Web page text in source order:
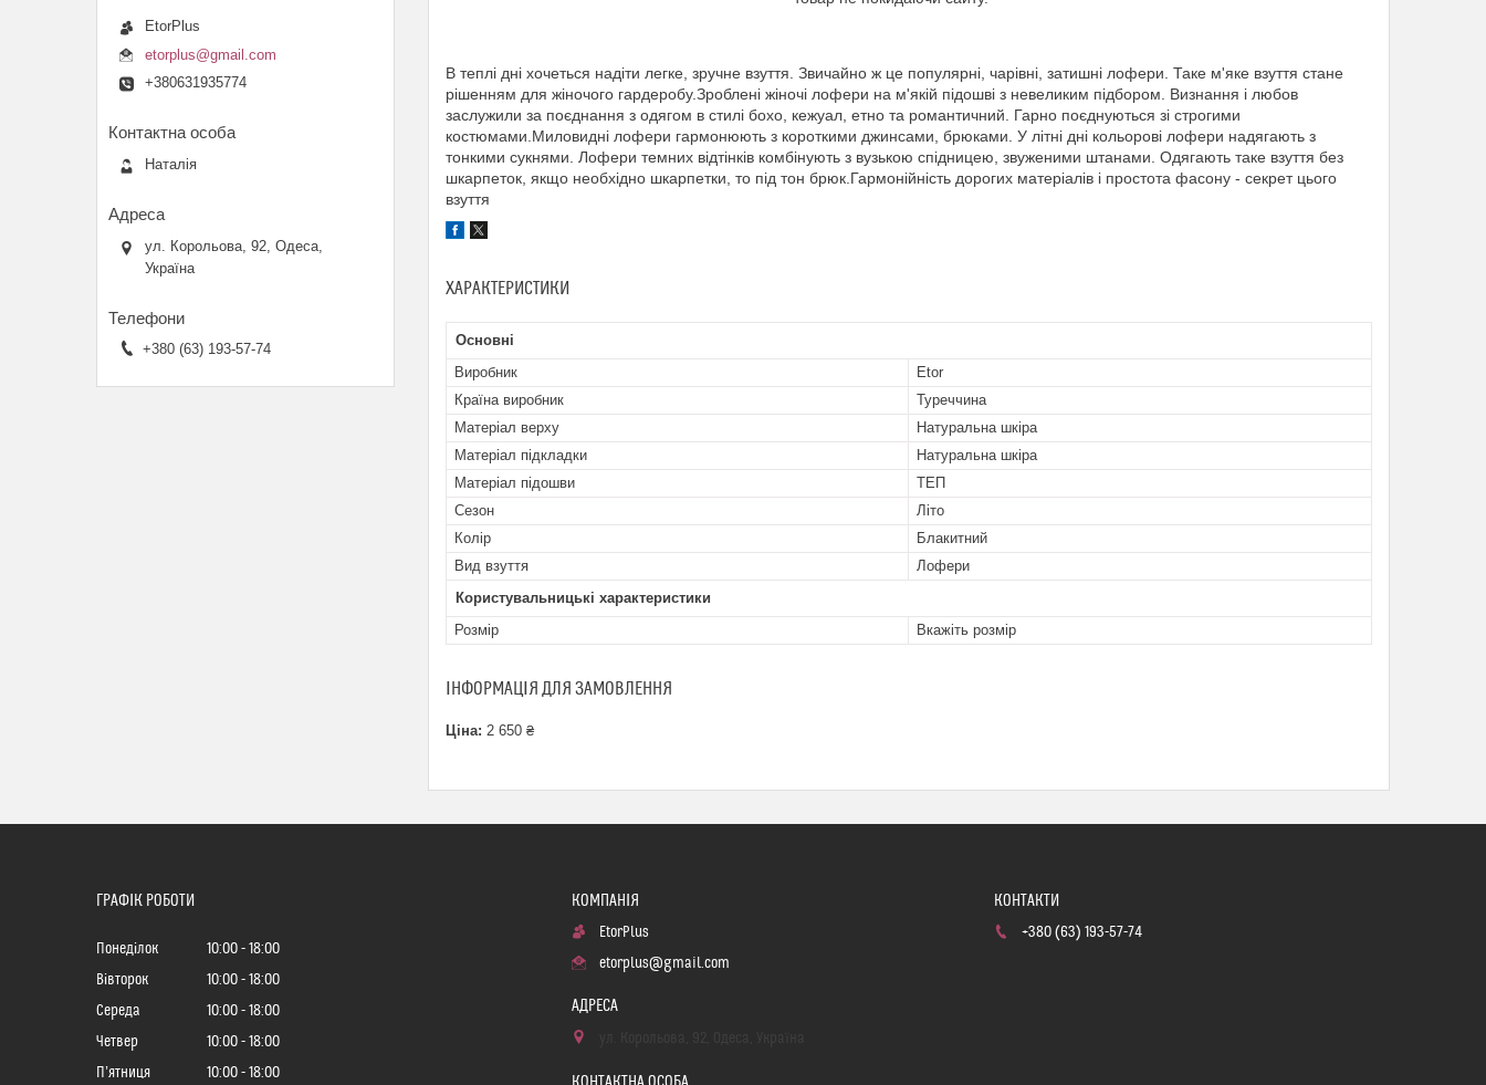
В теплі дні хочеться надіти легке, зручне взуття. Звичайно ж це популярні, чарівні, затишні лофери. Таке м'яке взуття стане
рішенням для жіночого гардеробу.Зроблені жіночі лофери на м'якій підошві з невеликим підбором. Визнання і любов
заслужили за поєднання з одягом в стилі бохо, кежуал, етно та романтичний. Гарно поєднуються зі строгими
костюмами.Миловидні лофери гармонюють з короткими джинсами, брюками. У літні дні кольорові лофери надягають з
тонкими сукнями. Лофери темних відтінків комбінують з вузькою спідницею, звуженими штанами. Одягають таке взуття без
шкарпеток, якщо необхідно шкарпетки, то під тон брюк.Гармонійність дорогих матеріалів і простота фасону - секрет цього
взуття
ХАРАКТЕРИСТИКИ
Основні
Виробник
Etor
Країна виробник
Туреччина
Матеріал верху
Натуральна шкіра
Матеріал підкладки
Натуральна шкіра
Матеріал підошви
ТЕП
Сезон
Літо
Колір
Блакитний
Вид взуття
Лофери
Користувальницькі характеристики
Розмір
Вкажіть розмір
ІНФОРМАЦІЯ ДЛЯ ЗАМОВЛЕННЯ
Ціна: 2 650 ₴
EtorPlus
etorplus@gmail.com
+380631935774
Наталія
ул. Корольова, 92, Одеса,
Україна
+380 (63) 193-57-74
ГРАФІК РОБОТИ
Понеділок 10:00
18:00
Вівторок
10:00
18:00
Середа
10:00
18:00
Четвер
10:00
18:00
Пʼятниця
10:00 18:00
EtorPlus
etorplus@gmail.com
+380 (63) 193-57-74